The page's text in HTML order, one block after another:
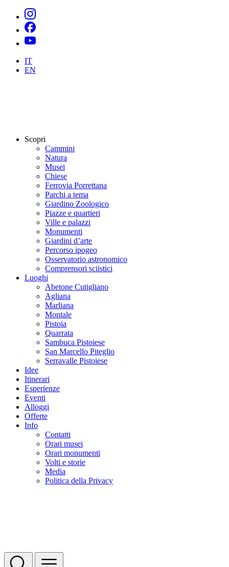
IT
EN
Scopri
Cammini
Natura
Musei
Chiese
Ferrovia Porrettana
Parchi a tema
Giardino Zoologico
Piazze e quartieri
Ville e palazzi
Monumenti
Giardini d’arte
Percorso ipogeo
Osservatorio astronomico
Comprensori sciistici
Luoghi
Abetone Cutigliano
Agliana
Marliana
Montale
Pistoia
Quarrata
Sambuca Pistoiese
San Marcello Piteglio
Serravalle Pistoiese
Idee
Itinerari
Esperienze
Eventi
Alloggi
Offerte
Info
Contatti
Orari musei
Orari monumenti
Volti e storie
Media
Politica della Privacy